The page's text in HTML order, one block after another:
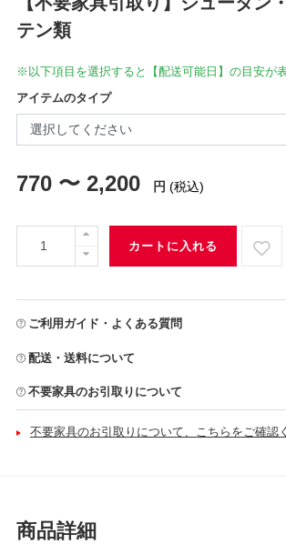
テン類
※以下項目を選択すると【配送可能日】の目安が
アイテムのタイプ
770 〜 2,200 円 (税込)
カートに入れる
ご利用ガイド・よくある質問
配送・送料について
不要家具のお引取りについて
不要家具のお引取りについて、こちらをご確認
商品詳細